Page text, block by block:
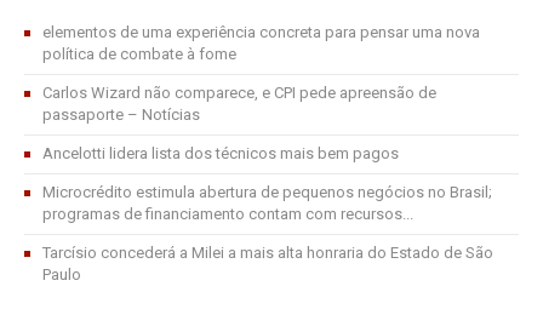
elementos de uma experiência concreta para pensar uma nova
política de combate à fome
Carlos Wizard não comparece, e CPI pede apreensão de
passaporte – Notícias
Ancelotti lidera lista dos técnicos mais bem pagos
Microcrédito estimula abertura de pequenos negócios no Brasil;
programas de financiamento contam com recursos...
Tarcísio concederá a Milei a mais alta honraria do Estado de São
Paulo